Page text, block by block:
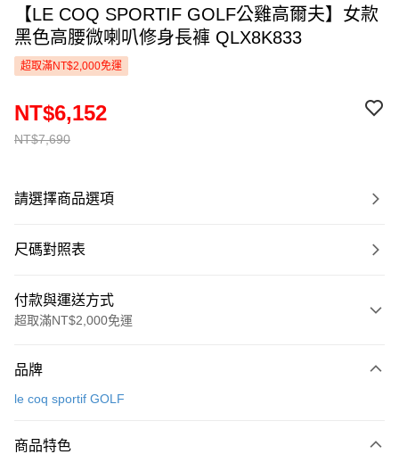
【LE COQ SPORTIF GOLF公雞高爾夫】女款
黑色高腰微喇叭修身長褲 QLX8K833
超取滿NT$2,000免運
NT$7,690
NT$6,152
請選擇商品選項
尺碼對照表
付款與運送方式
超取滿NT$2,000免運
信用卡一次付款
LINE Pay
品牌
le coq sportif GOLF
商品特色